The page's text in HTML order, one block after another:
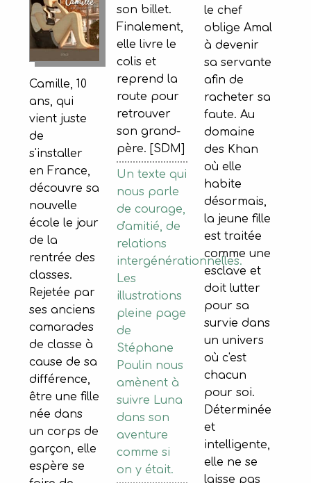
Camille, 10
ans, qui
vient juste
de
s'installer
en France,
découvre sa
nouvelle
école le jour
de la
rentrée des
classes.
Rejetée par
ses anciens
camarades
de classe à
cause de sa
différence,
être une fille
née dans
un corps de
garçon, elle
espère se
son billet.
Finalement,
elle livre le
colis et
reprend la
route pour
retrouver
son grand-
père. [SDM]
Un texte qui
nous parle
de courage,
d'amitié, de
relations
intergénérationnelles.
Les
illustrations
pleine page
de
Stéphane
Poulin nous
amènent à
suivre Luna
dans son
aventure
comme si
on y était.
le chef
oblige Amal
à devenir
sa servante
afin de
racheter sa
faute. Au
domaine
des Khan
où elle
habite
désormais,
la jeune fille
est traitée
comme une
esclave et
doit lutter
pour sa
survie dans
un univers
où c'est
chacun
pour soi.
Déterminée
et
intelligente,
elle ne se
laisse pas